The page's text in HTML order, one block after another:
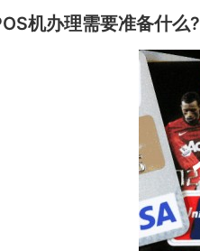
机办理需要准备什么?